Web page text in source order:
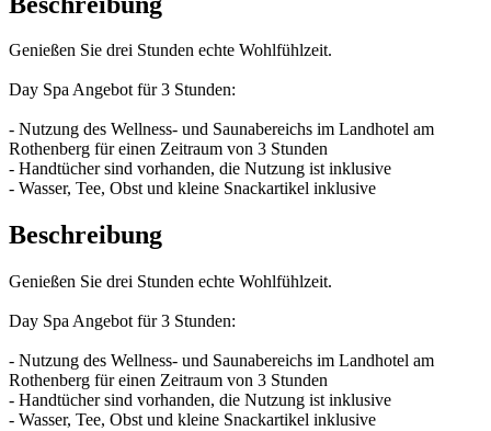
Genießen Sie drei Stunden echte Wohlfühlzeit.
Day Spa Angebot für 3 Stunden:
- Nutzung des Wellness- und Saunabereichs im Landhotel am
Rothenberg für einen Zeitraum von 3 Stunden
- Handtücher sind vorhanden, die Nutzung ist inklusive
- Wasser, Tee, Obst und kleine Snackartikel inklusive
Beschreibung
Genießen Sie drei Stunden echte Wohlfühlzeit.
Day Spa Angebot für 3 Stunden:
- Nutzung des Wellness- und Saunabereichs im Landhotel am
Rothenberg für einen Zeitraum von 3 Stunden
- Handtücher sind vorhanden, die Nutzung ist inklusive
- Wasser, Tee, Obst und kleine Snackartikel inklusive